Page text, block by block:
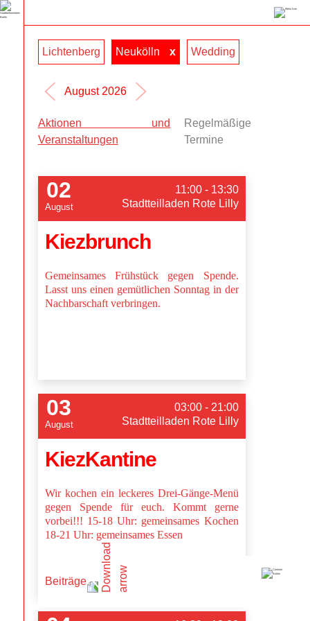
Lichtenberg Neukölln x Wedding
Beiträge
August 2026
Aktionen und
Veranstaltungen
Regelmäßige
Termine
02
August
11:00 - 13:30
Stadtteilladen Rote Lilly
Kiezbrunch
Gemeinsames Frühstück gegen Spende.
Lasst uns einen gemütlichen Sonntag in der
Nachbarschaft verbringen.
03
August
03:00 - 21:00
Stadtteilladen Rote Lilly
KiezKantine
Wir kochen ein leckeres Drei-Gänge-Menü
gegen Spende für euch. Kommt gerne
vorbei!!! 15-18 Uhr: gemeinsames Kochen
18-21 Uhr: gemeinsames Essen